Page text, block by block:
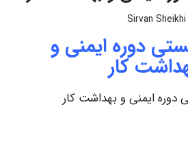
Sirvan Sheikhi
دوره ایمنی و
کار
دوره ایمنی و بهداشت کار